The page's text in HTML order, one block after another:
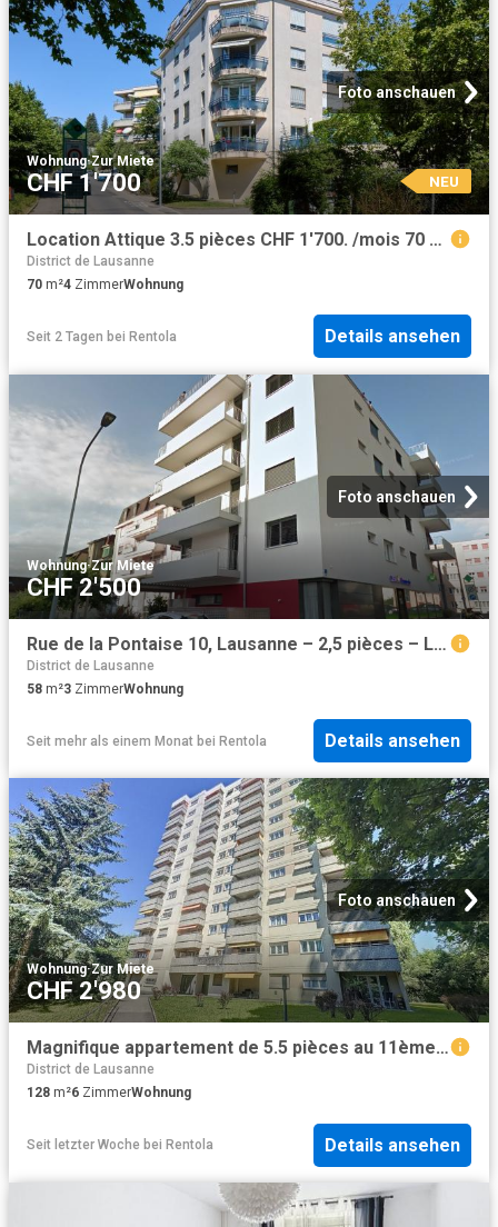
Foto anschauen
Wohnung·Zur Miete
CHF 1'700 NEU
Location Attique 3.5 pièces CHF 1'700. /mois 70 m2 | immobilier.ch
District de Lausanne
70 m²4 ZimmerWohnung
Seit 2 Tagen bei Rentola Details ansehen
Foto anschauen
Wohnung·Zur Miete
CHF 2'500
Rue de la Pontaise 10, Lausanne – 2,5 pièces – Lot 19
District de Lausanne
58 m²3 ZimmerWohnung
Seit mehr als einem Monat bei Rentola Details ansehen
Foto anschauen
Wohnung·Zur Miete
CHF 2'980
Magnifique appartement de 5.5 pièces au 11ème étage
District de Lausanne
128 m²6 ZimmerWohnung
Seit letzter Woche bei Rentola Details ansehen